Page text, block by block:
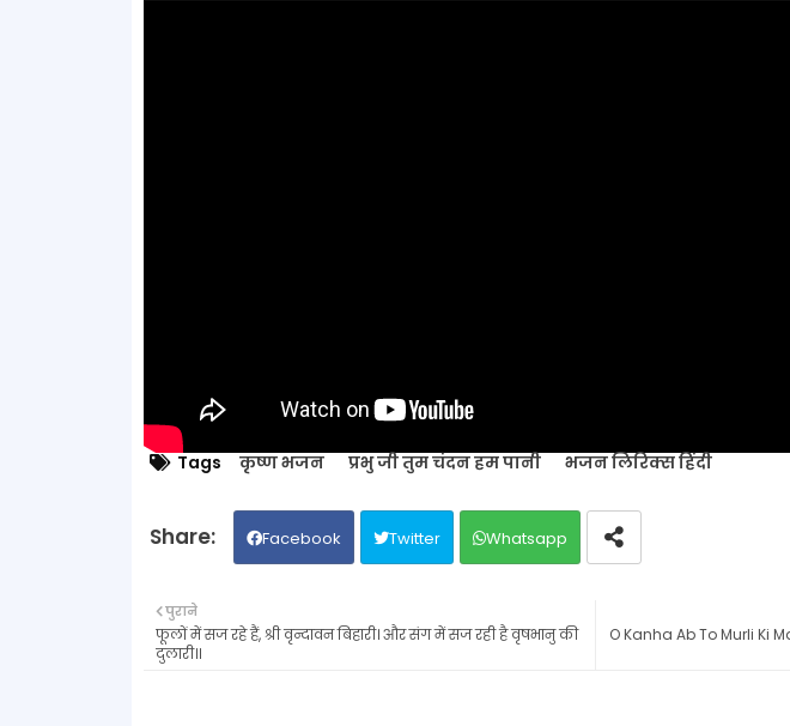
Tags कृष्ण भजन प्रभु जी तुम चंदन हम पानी भजन लिरिक्स हिंदी
Facebook Twitter Whatsapp
O Kanha Ab To Murli Ki
पुराने
फूलों में सज रहे हैं, श्री वृन्दावन बिहारी। और संग में सज रही है वृषभानु की
दुलारी॥